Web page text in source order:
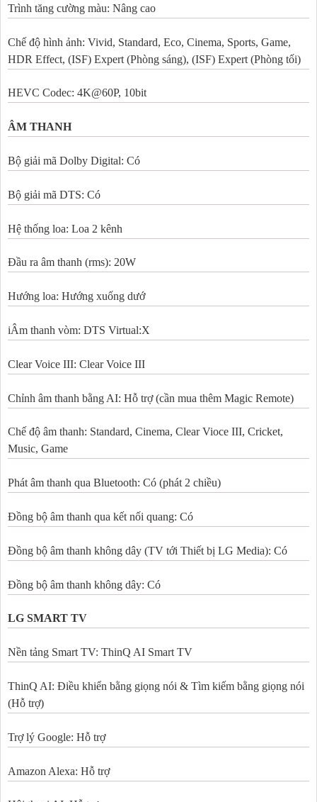
Trình tăng cường màu: Nâng cao
Chế độ hình ảnh: Vivid, Standard, Eco, Cinema, Sports, Game,
HDR Effect, (ISF) Expert (Phòng sáng), (ISF) Expert (Phòng tối)
HEVC Codec: 4K@60P, 10bit
ÂM THANH
Bộ giải mã Dolby Digital: Có
Bộ giải mã DTS: Có
Hệ thống loa: Loa 2 kênh
Đầu ra âm thanh (rms): 20W
Hướng loa: Hướng xuống dướ
iÂm thanh vòm: DTS Virtual:X
Clear Voice III: Clear Voice III
Chỉnh âm thanh bằng AI: Hỗ trợ (cần mua thêm Magic Remote)
Chế độ âm thanh: Standard, Cinema, Clear Vioce III, Cricket,
Music, Game
Phát âm thanh qua Bluetooth: Có (phát 2 chiều)
Đồng bộ âm thanh qua kết nối quang: Có
Đồng bộ âm thanh không dây (TV tới Thiết bị LG Media): Có
Đồng bộ âm thanh không dây: Có
LG SMART TV
Nền tảng Smart TV: ThinQ AI Smart TV
ThinQ AI: Điều khiển bằng giọng nói & Tìm kiếm bằng giọng nói
(Hỗ trợ)
Trợ lý Google: Hỗ trợ
Amazon Alexa: Hỗ trợ